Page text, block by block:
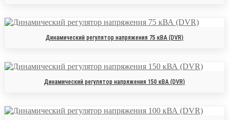
Динамический регулятор напряжения 75 кВА (DVR)
Динамический регулятор напряжения 150 кВА (DVR)